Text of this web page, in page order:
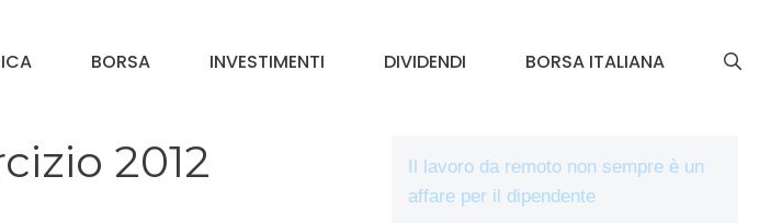
BORSA INVESTIMENTI DIVIDENDI BORSA ITALIANA
2012
Il lavoro da remoto non sempre è un
affare per il dipendente